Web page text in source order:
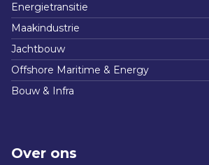
Energietransitie
Maakindustrie
Jachtbouw
Offshore Maritime & Energy
Bouw & Infra
Over ons